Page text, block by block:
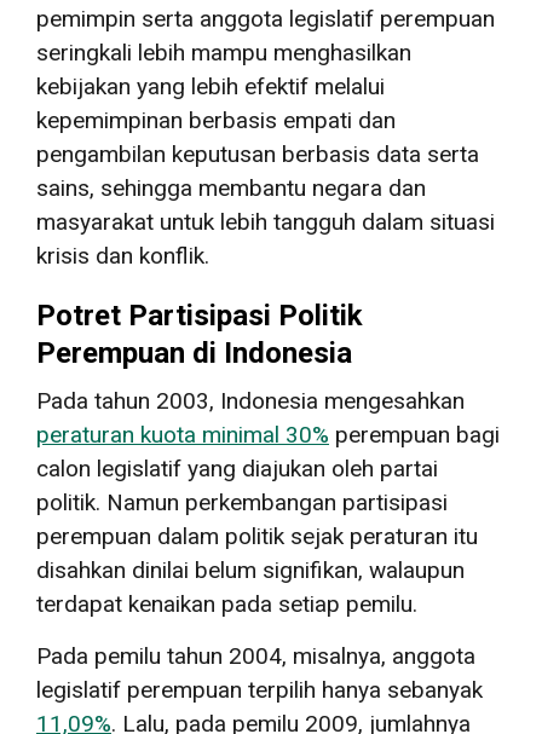
pemimpin serta anggota legislatif perempuan
seringkali lebih mampu menghasilkan
kebijakan yang lebih efektif melalui
kepemimpinan berbasis empati dan
pengambilan keputusan berbasis data serta
sains, sehingga membantu negara dan
masyarakat untuk lebih tangguh dalam situasi
krisis dan konflik.
Potret Partisipasi Politik
Perempuan di Indonesia
Pada tahun 2003, Indonesia mengesahkan
peraturan kuota minimal 30% perempuan bagi
calon legislatif yang diajukan oleh partai
politik. Namun perkembangan partisipasi
perempuan dalam politik sejak peraturan itu
disahkan dinilai belum signifikan, walaupun
terdapat kenaikan pada setiap pemilu.
Pada pemilu tahun 2004, misalnya, anggota
legislatif perempuan terpilih hanya sebanyak
11,09%. Lalu, pada pemilu 2009, jumlahnya